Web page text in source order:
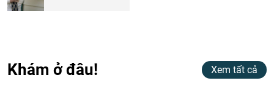
Khám ở đâu! Xem tất cả